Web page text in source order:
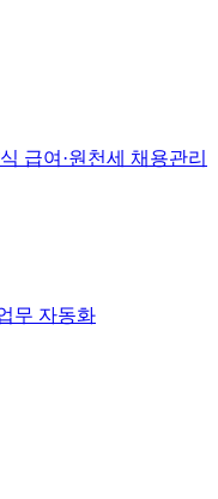
급여·원천세 채용관리
무 자동화